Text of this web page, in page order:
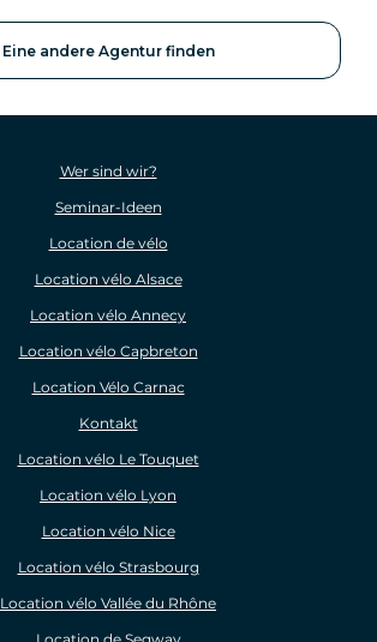
Eine andere Agentur finden
Wer sind wir?
Seminar-Ideen
Location de vélo
Location vélo Alsace
Location vélo Annecy
Location vélo Capbreton
Location Vélo Carnac
Kontakt
Location vélo Le Touquet
Location vélo Lyon
Location vélo Nice
Location vélo Strasbourg
Location vélo Vallée du Rhône